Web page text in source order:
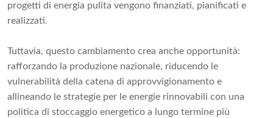
progetti di energia pulita vengono finanziati, pianificati e
realizzati.
Tuttavia, questo cambiamento crea anche opportunità:
rafforzando la produzione nazionale, riducendo le
vulnerabilità della catena di approvvigionamento e
allineando le strategie per le energie rinnovabili con una
politica di stoccaggio energetico a lungo termine più